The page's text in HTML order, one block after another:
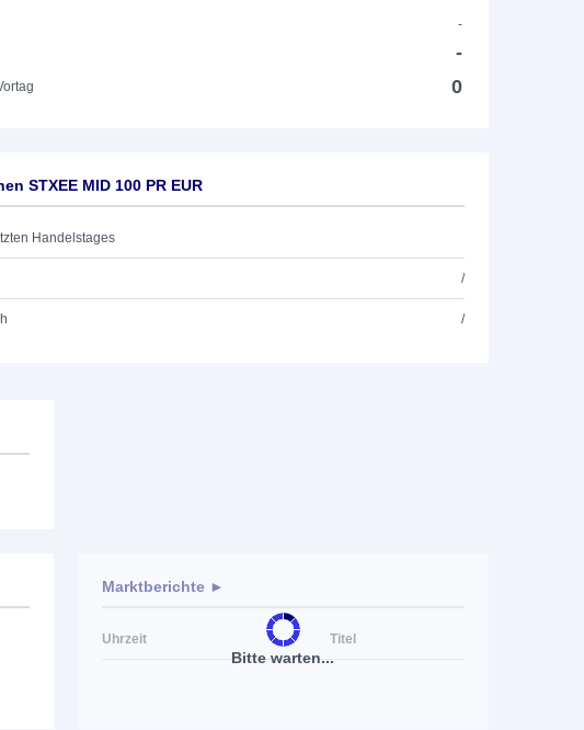
-
-
0
STXEE MID 100 PR EUR
Handelstages
/
/
Bitte warten...
Marktberichte ►
Uhrzeit Titel